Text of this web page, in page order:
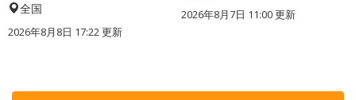
全国
2026年8月8日 17:22更新
2026年8月7日 11:00更新